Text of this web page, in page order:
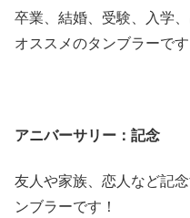
卒業、結婚、受験、入学
オススメのタンブラーです
アニバーサリー：記念
友人や家族、恋人など記
ンブラーです！